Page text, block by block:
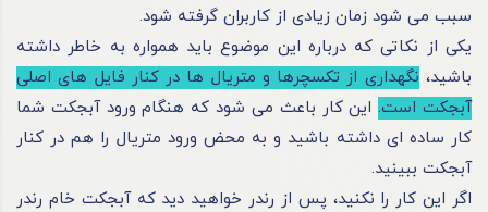
سبب می‌ شود زمان زیادی از کاربران گرفته شود.
یکی از نکاتی که درباره این موضوع باید همواره به‌ خاطر داشته
باشید، نگهداری از تکسچر‌ها و متریال‌ ها در کنار فایل‌ های اصلی
آبجکت است. این‌ کار باعث می‌ شود که هنگام ورود آبجکت شما
کار ساده‌ ای داشته باشید و به‌ محض ورود متریال را هم در کنار
آبجکت ببینید.
اگر این کار را نکنید، پس‌ از رندر خواهید دید که آبجکت خام رندر